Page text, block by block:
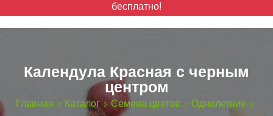
бесплатно!
Календула Красная с черным
центром
Главная Каталог Семена цветов
Однолетние